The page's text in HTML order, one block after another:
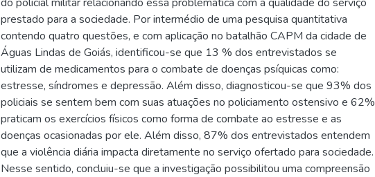
prestado para a sociedade. Por intermédio de uma pesquisa quantitativa
contendo quatro questões, e com aplicação no batalhão CAPM da cidade de
Águas Lindas de Goiás, identificou-se que 13 % dos entrevistados se
utilizam de medicamentos para o combate de doenças psíquicas como:
estresse, síndromes e depressão. Além disso, diagnosticou-se que 93% dos
policiais se sentem bem com suas atuações no policiamento ostensivo e 62%
praticam os exercícios físicos como forma de combate ao estresse e as
doenças ocasionadas por ele. Além disso, 87% dos entrevistados entendem
que a violência diária impacta diretamente no serviço ofertado para sociedade.
Nesse sentido, concluiu-se que a investigação possibilitou uma compreensão